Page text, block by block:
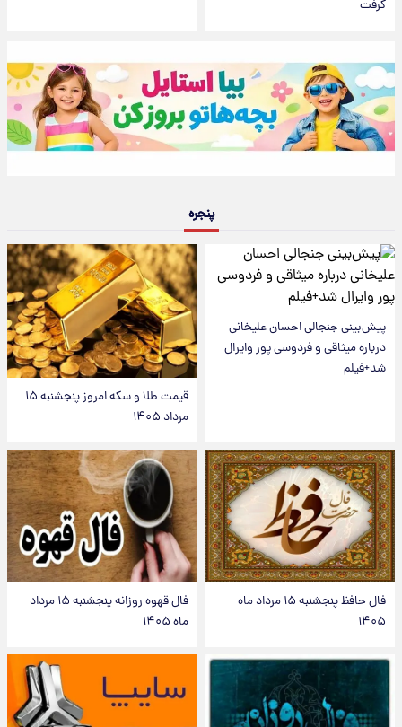
گرفت
پنجره
پیش‌بینی جنجالی احسان علیخانی
درباره میثاقی و فردوسی پور وایرال
شد+فیلم
قیمت طلا و سکه امروز پنجشنبه ۱۵
مرداد ۱۴۰۵
فال حافظ پنجشنبه ۱۵ مرداد ماه
۱۴۰۵
فال قهوه روزانه پنجشنبه ۱۵ مرداد
ماه ۱۴۰۵